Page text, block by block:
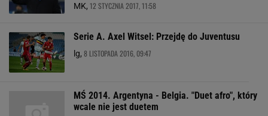
MK, 12 STYCZNIA 2017, 11:58
Serie A. Axel Witsel: Przejdę do Juventusu
lg, 8 LISTOPADA 2016, 09:47
MŚ 2014. Argentyna - Belgia. "Duet afro", który
wcale nie jest duetem